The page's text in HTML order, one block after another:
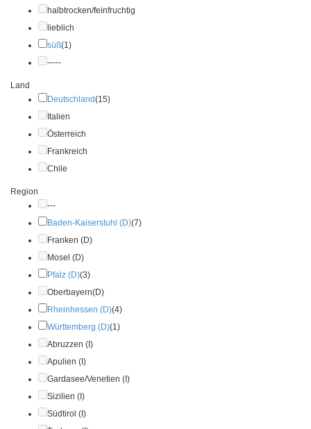
halbtrocken/feinfruchtig
lieblich
süß(1)
-----
Land
Deutschland(15)
Italien
Österreich
Frankreich
Chile
Region
---
Baden-Kaiserstuhl (D)(7)
Franken (D)
Mosel (D)
Pfalz (D)(3)
Oberbayern(D)
Rheinhessen (D)(4)
Württemberg (D)(1)
Abruzzen (I)
Apulien (I)
Gardasee/Venetien (I)
Sizilien (I)
Südtirol (I)